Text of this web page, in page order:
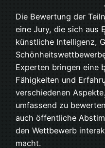
Die Bewertung der
eine Jury, die sich aus
künstliche Intelligenz,
Experten bringen eine
Fähigkeiten und
verschiedenen
umfassend zu
auch öffentliche
den Wettbewerb
macht.